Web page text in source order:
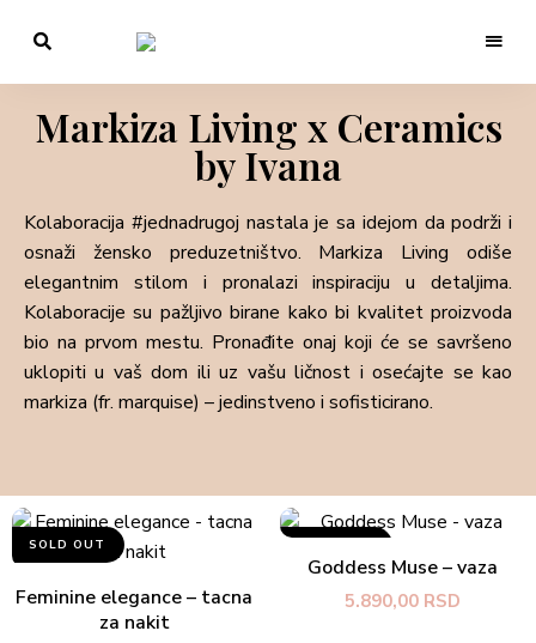
Markiza
LIVING
Filozofija
vina
i
života,
je
Markiza Living x Ceramics
by Ivana
Kolaboracija #jednadrugoj nastala je sa idejom da podrži i
osnaži žensko preduzetništvo. Markiza Living odiše
elegantnim stilom i pronalazi inspiraciju u detaljima.
Kolaboracije su pažljivo birane kako bi kvalitet proizvoda
bio na prvom mestu. Pronađite onaj koji će se savršeno
uklopiti u vaš dom ili uz vašu ličnost i osećajte se kao
markiza (fr. marquise) – jedinstveno i sofisticirano.
SOLD OUT
PROČITAJTE JOŠ
Feminine elegance – tacna
za nakit
PROČITAJTE JOŠ
Goddess Muse – vaza
5.890,00 RSD